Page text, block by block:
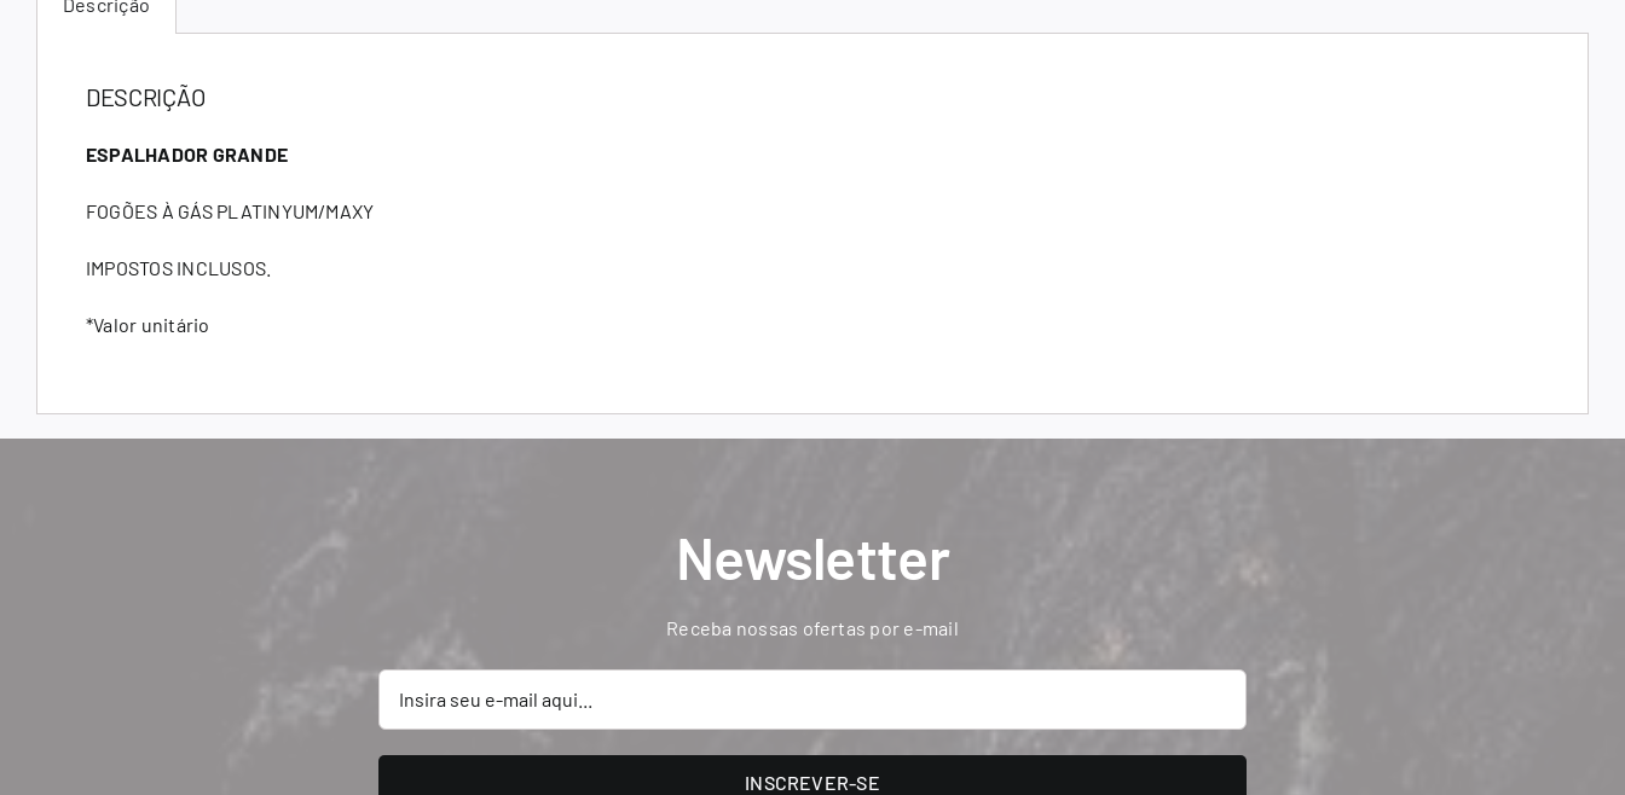
DESCRIÇÃO
ESPALHADOR GRANDE
FOGÕES À GÁS PLATINYUM/MAXY
IMPOSTOS INCLUSOS.
*Valor unitário
Newsletter
Receba nossas ofertas por e-mail
INSCREVER-SE